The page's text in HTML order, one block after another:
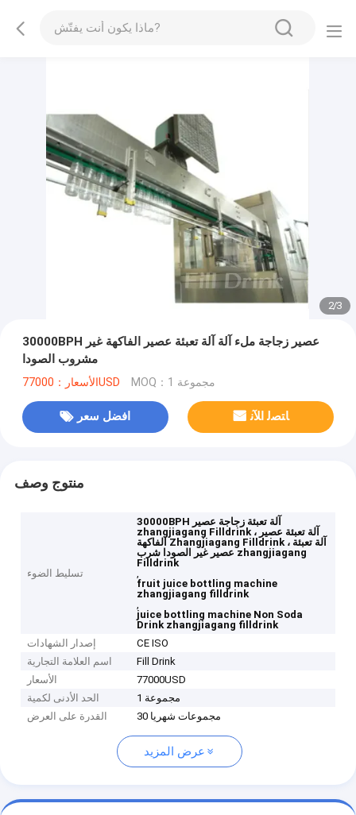
2/3
30000BPH عصير زجاجة ملء آلة آلة تعبئة عصير الفاكهة غير
مشروب الصودا
الأسعار：77000USD MOQ：1 مجموعة
افضل سعر ﺎﺘﺼﻟ ﺍﻶﻧ
منتوج وصف
تسليط الضوء
30000BPH آلة تعبئة زجاجة عصير
zhangjiagang Filldrink ، آلة تعبئة عصير
الفاكهة Zhangjiagang Filldrink ، آلة تعبئة
عصير غير الصودا شرب zhangjiagang
Filldrink
,
fruit juice bottling machine
zhangjiagang filldrink
,
juice bottling machine Non Soda
Drink zhangjiagang filldrink
إصدار الشهادات
CE ISO
اسم العلامة التجارية
Fill Drink
الأسعار
77000USD
الحد الأدنى لكمية
1 مجموعة
القدرة على العرض
30 مجموعات شهريا
عرض المزيد